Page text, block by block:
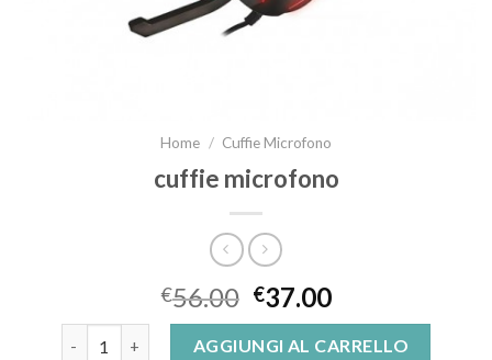
Home / Cuffie Microfono
cuffie microfono
€56.00 €37.00
cuffie microfono quantitàAGGIUNGI AL CARRELLO